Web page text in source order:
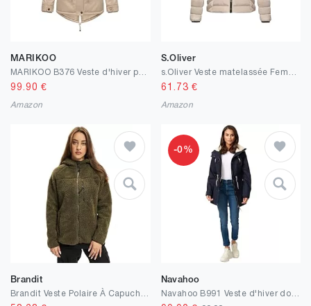
MARIKOO
99.90 €
Amazon
S.Oliver
61.73 €
Amazon
Brandit
-0%
Navahoo